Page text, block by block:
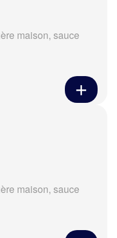
maison, sauce
maison, sauce